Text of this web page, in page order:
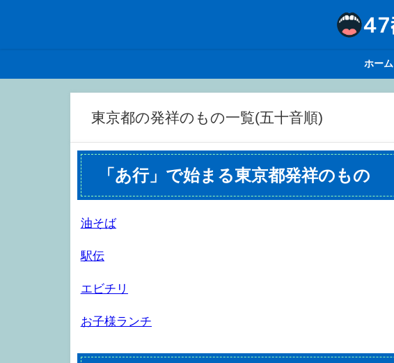
ホーム
東京都の発祥のもの一覧(五十音順)
「あ行」で始まる東京都発祥のもの
油そば
駅伝
エビチリ
お子様ランチ